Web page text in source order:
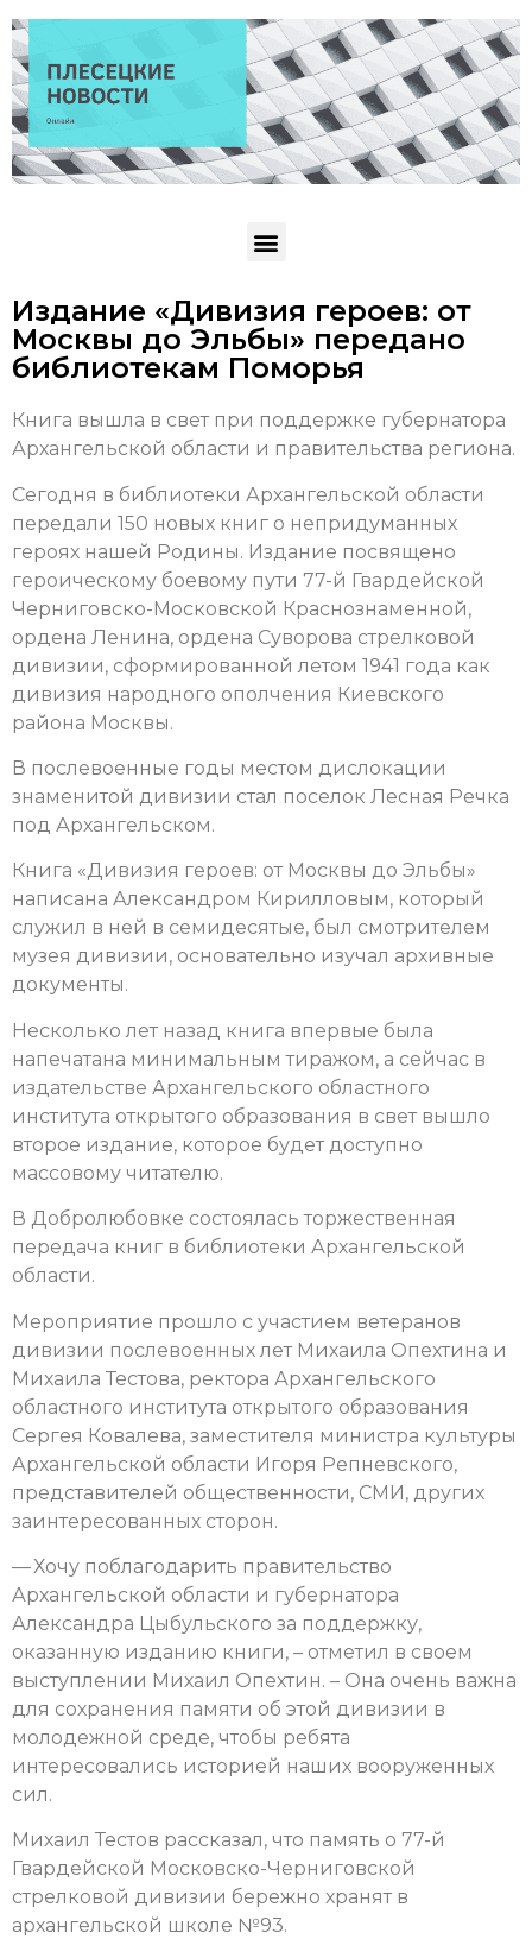
Издание «Дивизия героев: от
Москвы до Эльбы» передано
библиотекам Поморья
Книга вышла в свет при поддержке губернатора
Архангельской области и правительства региона.
Сегодня в библиотеки Архангельской области
передали 150 новых книг о непридуманных
героях нашей Родины. Издание посвящено
героическому боевому пути 77-й Гвардейской
Черниговско-Московской Краснознаменной,
ордена Ленина, ордена Суворова стрелковой
дивизии, сформированной летом 1941 года как
дивизия народного ополчения Киевского
района Москвы.
В послевоенные годы местом дислокации
знаменитой дивизии стал поселок Лесная Речка
под Архангельском.
Книга «Дивизия героев: от Москвы до Эльбы»
написана Александром Кирилловым, который
служил в ней в семидесятые, был смотрителем
музея дивизии, основательно изучал архивные
документы.
Несколько лет назад книга впервые была
напечатана минимальным тиражом, а сейчас в
издательстве Архангельского областного
института открытого образования в свет вышло
второе издание, которое будет доступно
массовому читателю.
В Добролюбовке состоялась торжественная
передача книг в библиотеки Архангельской
области.
Мероприятие прошло с участием ветеранов
дивизии послевоенных лет Михаила Опехтина и
Михаила Тестова, ректора Архангельского
областного института открытого образования
Сергея Ковалева, заместителя министра культуры
Архангельской области Игоря Репневского,
представителей общественности, СМИ, других
заинтересованных сторон.
— Хочу поблагодарить правительство
Архангельской области и губернатора
Александра Цыбульского за поддержку,
оказанную изданию книги, – отметил в своем
выступлении Михаил Опехтин. – Она очень важна
для сохранения памяти об этой дивизии в
молодежной среде, чтобы ребята
интересовались историей наших вооруженных
сил.
Михаил Тестов рассказал, что память о 77-й
Гвардейской Московско-Черниговской
стрелковой дивизии бережно хранят в
архангельской школе №93.